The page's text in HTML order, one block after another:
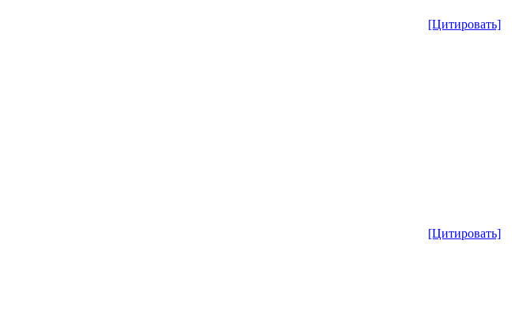
[Цитировать]
[Цитировать]